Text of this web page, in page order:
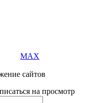
MAX
сайтов
на просмотр